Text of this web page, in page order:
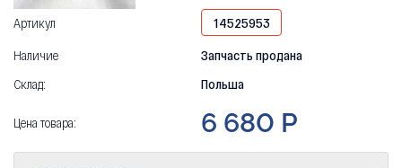
Артикул
14525953
Наличие
Запчасть продана
Склад:
Польша
Цена товара: 6 680 Р